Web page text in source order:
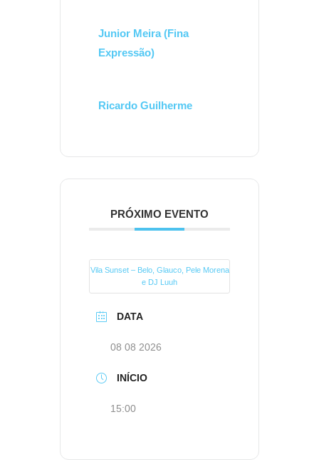
Junior Meira (Fina
Expressão)
Ricardo Guilherme
PRÓXIMO EVENTO
Vila Sunset – Belo, Glauco, Pele Morena
e DJ Luuh
DATA
08 08 2026
INÍCIO
15:00